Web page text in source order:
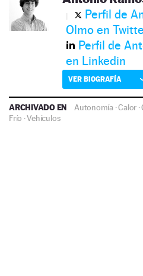
Perfil de
Olmo en
Perfil de
en Linkedin
VER BIOGRAFÍA
ARCHIVADO EN Autonomía·Calor ·
Frío ·Vehículos